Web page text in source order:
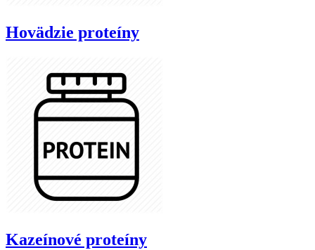
Hovädzie proteíny
Kazeínové proteíny